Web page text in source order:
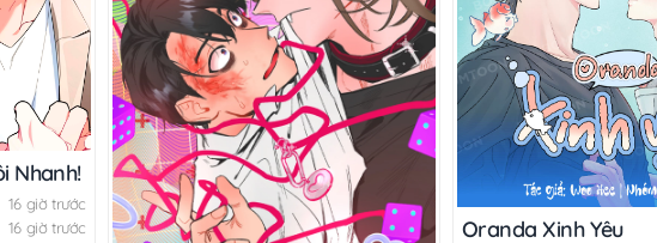
Nhanh!
16 giờ trước
16 giờ trước
Oranda Xinh Yêu